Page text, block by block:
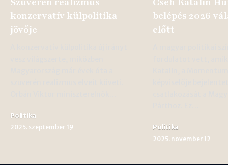
konzervatív külpolitika
jövője
Politika
2025. szeptember 19
belépés 2026
előtt
Politika
2025. november 12